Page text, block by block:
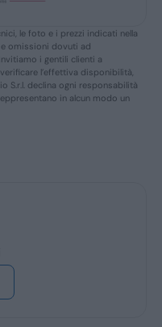
le foto e i prezzi indicati nella
omissioni dovuti ad
i gentili clienti a
l’effettiva disponibilità,
S.r.l. declina ogni responsabilità
in alcun modo un